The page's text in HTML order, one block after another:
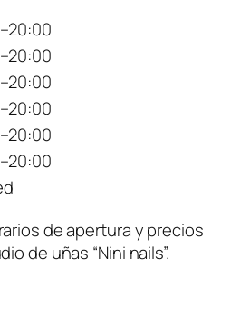
de apertura y precios
de uñas “Nini nails”.